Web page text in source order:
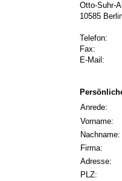
Otto-Suhr-
10585
Telefon:
Fax:
E-Mail:
Anrede:
Vorname:
Nachname:
Firma:
Adresse:
PLZ: